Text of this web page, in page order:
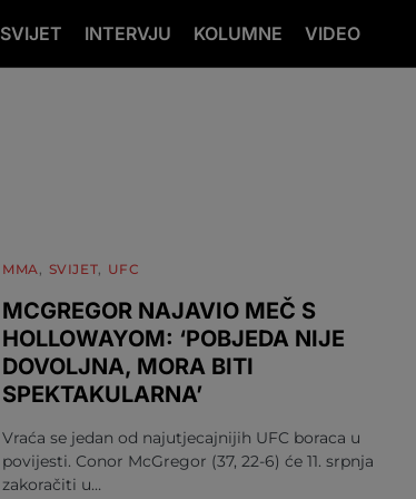
SVIJET INTERVJU KOLUMNE VIDEO
MMA SVIJET UFC
MCGREGOR NAJAVIO MEČ S
HOLLOWAYOM: ‘POBJEDA NIJE
DOVOLJNA, MORA BITI
SPEKTAKULARNA’
Vraća se jedan od najutjecajnijih UFC boraca u
povijesti. Conor McGregor (37, 22-6) će 11. srpnja
zakoračiti u…